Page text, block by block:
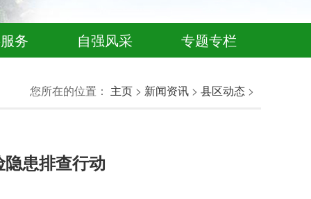
务 自强风采 专题专栏
您所在的位置： 主页 > 新闻资讯 > 县区动态 >
患排查行动​